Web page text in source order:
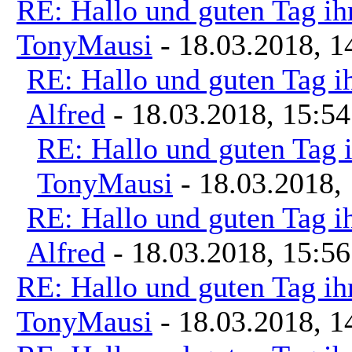
RE: Hallo und guten Tag
TonyMausi - 18.03.2018,
RE: Hallo und guten Tag
Alfred - 18.03.2018, 15:54
RE: Hallo und guten
TonyMausi - 18.03.2018,
RE: Hallo und guten Tag
Alfred - 18.03.2018, 15:56
RE: Hallo und guten Tag
TonyMausi - 18.03.2018,